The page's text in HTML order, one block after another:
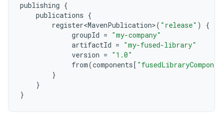
publishing {
publications {
register<MavenPublication>( "release" )
{
groupId = "my-company"
artifactId = "my-fused-library"
version = "1.0"
from(components[
}
}
}